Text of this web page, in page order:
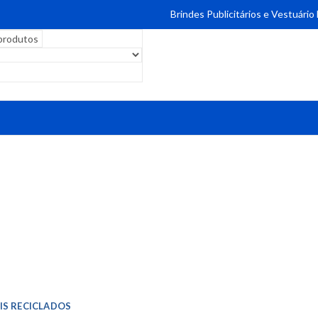
Brindes Publicitários e Vestuário
RECICLADOS